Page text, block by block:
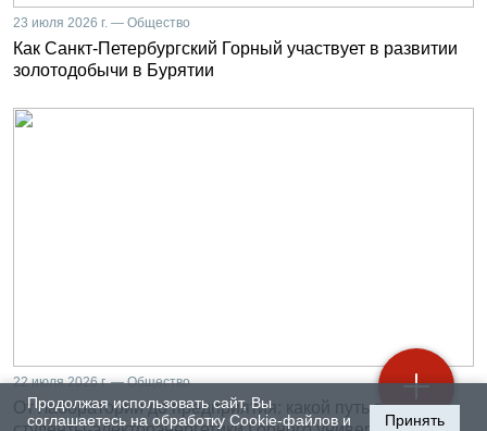
Продолжая использовать сайт, Вы
соглашаетесь на обработку Cookie-файлов и
Принять
23 июля 2026 г. — Общество
Как Санкт-Петербургский Горный участвует в развитии
золотодобычи в Бурятии
22 июля 2026 г. — Общество
От лаборатории до предприятия: какой путь проходят